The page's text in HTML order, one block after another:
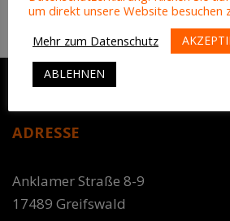
ADRESSE
Anklamer Straße 8-9
17489 Greifswald
um direkt unsere Website besuchen
Mehr zum Datenschutz
ABLEHNEN